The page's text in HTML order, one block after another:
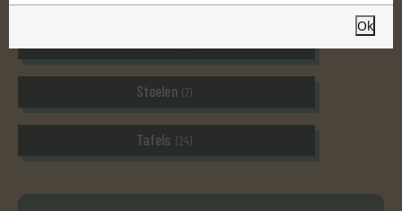
Stoelen (7)
Tafels (24)
Ok